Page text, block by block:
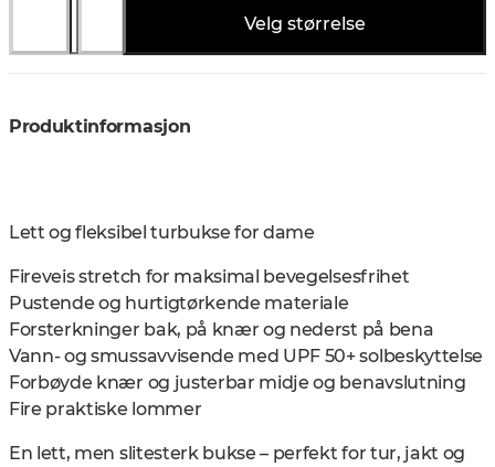
Velg størrelse
Produktinformasjon
Lett og fleksibel turbukse for dame
Fireveis stretch for maksimal bevegelsesfrihet
Pustende og hurtigtørkende materiale
Forsterkninger bak, på knær og nederst på bena
Vann- og smussavvisende med UPF 50+ solbeskyttelse
Forbøyde knær og justerbar midje og benavslutning
Fire praktiske lommer
En lett, men slitesterk bukse – perfekt for tur, jakt og